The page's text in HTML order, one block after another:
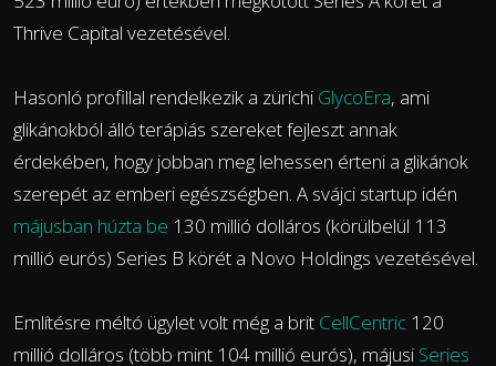
Thrive Capital vezetésével.
Hasonló profillal rendelkezik a zürichi GlycoEra, ami
glikánokból álló terápiás szereket fejleszt annak
érdekében, hogy jobban meg lehessen érteni a glikánok
szerepét az emberi egészségben. A svájci startup idén
májusban húzta be 130 millió dolláros (körülbelül 113
millió eurós) Series B körét a Novo Holdings vezetésével.
Említésre méltó ügylet volt még a brit CellCentric 120
millió dolláros (több mint 104 millió eurós), májusi Series